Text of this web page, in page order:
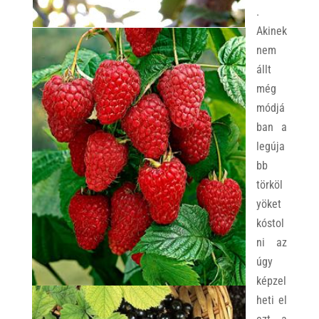
.
Akinek
nem
állt
még
módjá
ban a
legúja
bb
törköl
yöket
kóstol
ni az
úgy
képzel
heti el